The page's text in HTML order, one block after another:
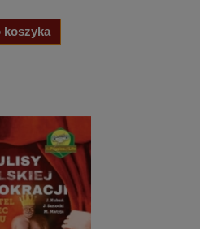
koszyka